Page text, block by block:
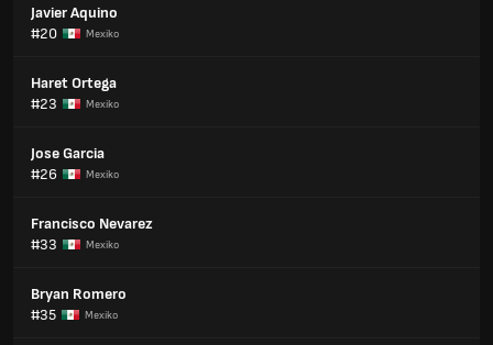
Javier Aquino
#20
Mexiko
Haret Ortega
#23
Mexiko
Jose Garcia
#26
Mexiko
Francisco Nevarez
#33
Mexiko
Bryan Romero
#35
Mexiko